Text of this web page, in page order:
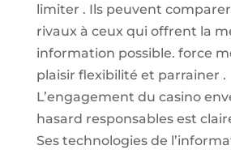
limiter . Ils peuvent
rivaux à ceux qui offrent la
information possible. force
plaisir flexibilité et parrainer .
L’engagement du casino
hasard responsables est
Ses technologies de